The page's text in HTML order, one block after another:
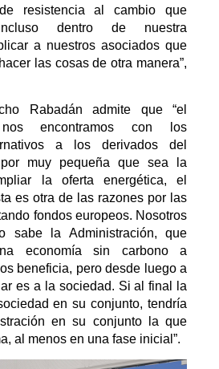
resistencia al cambio que
dentro de nuestra
a nuestros asociados que
las cosas de otra manera”,
Rabadán admite que “el
encontramos con los
a los derivados del
muy pequeña que sea la
la oferta energética, el
es otra de las razones por las
fondos europeos. Nosotros
sabe la Administración, que
economía sin carbono a
beneficia, pero desde luego a
es a la sociedad. Si al final la
en su conjunto, tendría
en su conjunto la que
al menos en una fase inicial”.